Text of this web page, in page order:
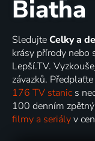
Biatha
SledujteCelky a
krásy přírody nebo
Lepší.TV.
závazků.
176 TV stanic s
100 denním
filmy a seriályv